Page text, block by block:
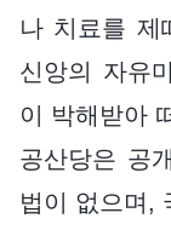
나 치료를 제
신앙의 자유
이 박해받아
공산당은 공
법이 없으며,